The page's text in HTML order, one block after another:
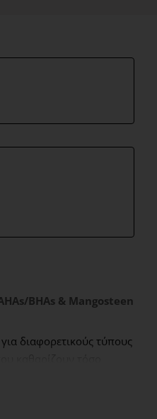
BHAs & Mangosteen
διαφορετικούς τύπους
καθαρίζουν τόσο